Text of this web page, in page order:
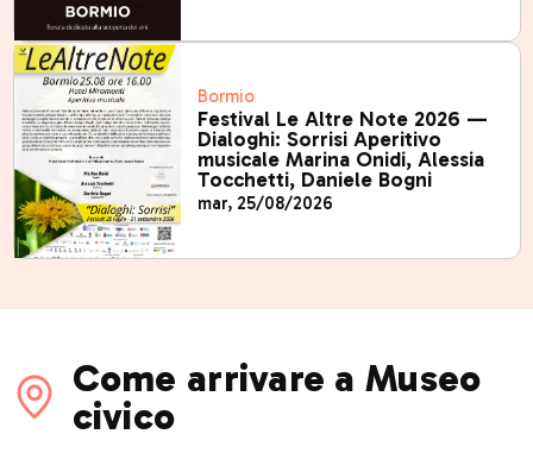
Bormio
Festival Le Altre Note 2026 —
Dialoghi: Sorrisi Aperitivo
musicale Marina Onidi, Alessia
Tocchetti, Daniele Bogni
mar, 25/08/2026
Come arrivare a Museo
civico